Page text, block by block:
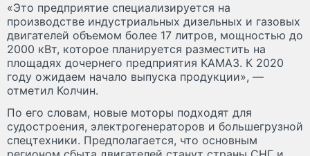
«Это предприятие специализируется на
производстве индустриальных дизельных и газовых
двигателей объемом более 17 литров, мощностью до
2000 кВт, которое планируется разместить на
площадях дочернего предприятия КАМАЗ. К 2020
году ожидаем начало выпуска продукции», —
отметил Колчин.
По его словам, новые моторы подходят для
судостроения, электрогенераторов и большегрузной
спецтехники. Предполагается, что основным